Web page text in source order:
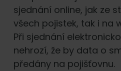
sjednání online, jak ze
všech pojistek, tak i na
Při sjednání
nehrozí, že by data o
předány na pojišťovnu.